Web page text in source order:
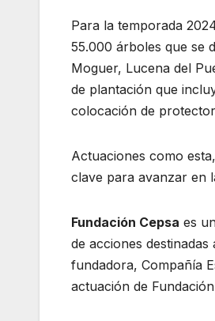
Para la temporada
55.000 árboles que se
Moguer, Lucena del
de plantación que
colocación de
Actuaciones como
clave para avanzar en
Fundación Cepsa es
de acciones
fundadora, Compañía
actuación de